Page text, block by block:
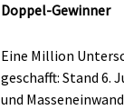
Doppel-Gewinner
Eine Million
geschafft: Stand 6.
und